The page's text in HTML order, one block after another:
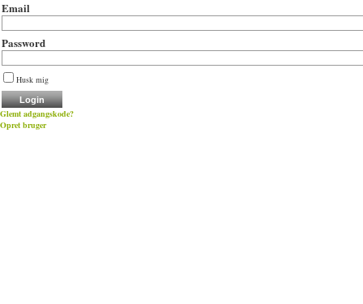
Email
Password
Husk mig
Glemt adgangskode?
Opret bruger